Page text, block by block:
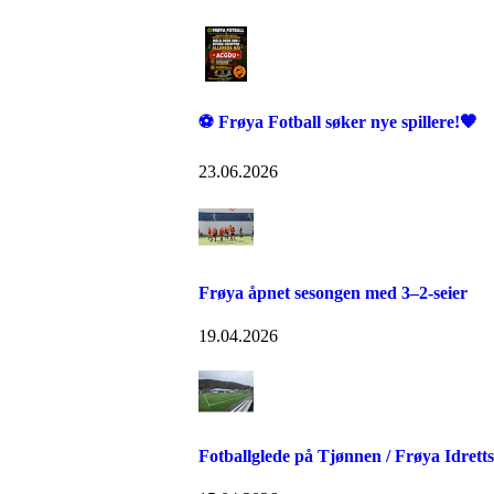
⚽️ Frøya Fotball søker nye spillere!🧡
23.06.2026
Frøya åpnet sesongen med 3–2-seier
19.04.2026
Fotballglede på Tjønnen / Frøya